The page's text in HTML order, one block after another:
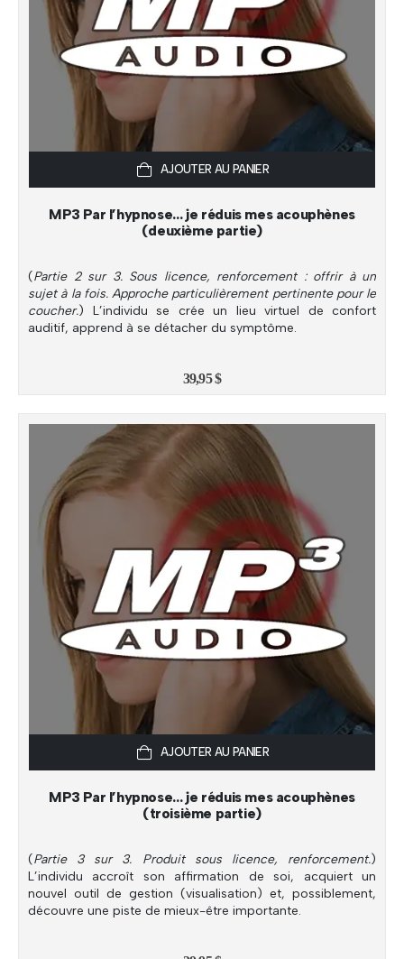
AJOUTER AU PANIER
MP3 Par l’hypnose… je réduis mes acouphènes
(deuxième partie)
(Partie 2 sur 3. Sous licence, renforcement : offrir à un
sujet à la fois. Approche particulièrement pertinente pour le
coucher.) L’individu se crée un lieu virtuel de confort
auditif, apprend à se détacher du symptôme.
39,95$
AJOUTER AU PANIER
MP3 Par l’hypnose… je réduis mes acouphènes
(troisième partie)
(Partie 3 sur 3. Produit sous licence, renforcement.)
L’individu accroît son affirmation de soi, acquiert un
nouvel outil de gestion (visualisation) et, possiblement,
découvre une piste de mieux-être importante.